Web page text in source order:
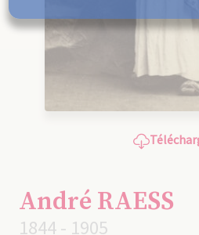
André RAESS
1844 - 1905